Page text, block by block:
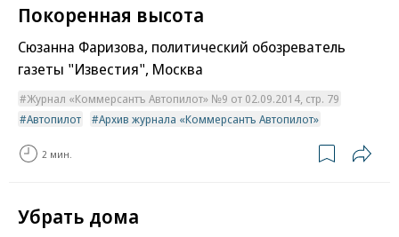
Покоренная высота
Сюзанна Фаризова, политический обозреватель
газеты "Известия", Москва
Журнал «Коммерсантъ Автопилот» №9 от 02.09.2014, стр. 79
Автопилот
Архив журнала «Коммерсантъ Автопилот»
2 мин.
Убрать дома